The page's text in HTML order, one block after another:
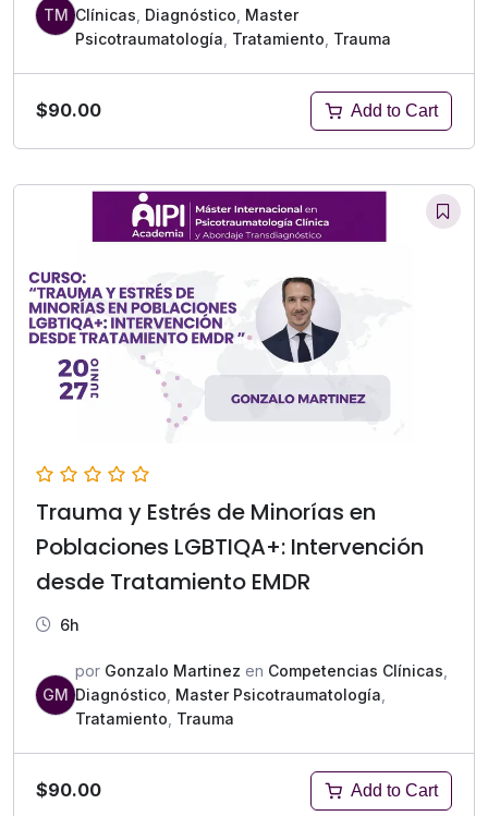
TM Clínicas Diagnóstico Master
Psicotraumatología Tratamiento Trauma
$90.00 Add to Cart
Trauma y Estrés de Minorías en
Poblaciones LGBTIQA+: Intervención
desde Tratamiento EMDR
6h
GM
por Gonzalo Martinez en Competencias Clínicas
Diagnóstico Master Psicotraumatología
Tratamiento Trauma
$90.00 Add to Cart